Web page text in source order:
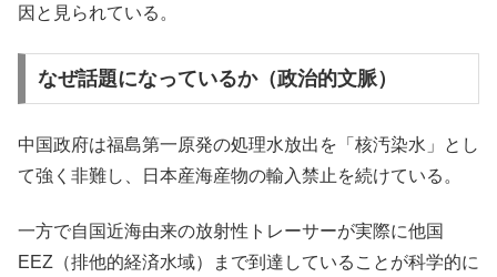
因と見られている。
なぜ話題になっているか（政治的文脈）
中国政府は福島第一原発の処理水放出を「核汚染水」とし
て強く非難し、日本産海産物の輸入禁止を続けている。
一方で自国近海由来の放射性トレーサーが実際に他国
EEZ（排他的経済水域）まで到達していることが科学的に